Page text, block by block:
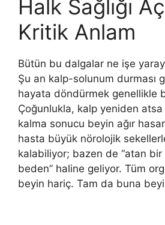
Halk Sağlığı
Kritik Anlam
Bütün bu dalgalar ne işe
Şu an kalp-solunum durması
hayata döndürmek genellikle
Çoğunlukla, kalp yeniden
kalma sonucu beyin ağır
hasta büyük nörolojik
kalabiliyor; bazen de “atan bir
beden” haline geliyor. Tüm
beyin hariç. Tam da buna